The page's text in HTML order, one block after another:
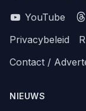
YouTube
Privacybeleid
Contact /
NIEUWS